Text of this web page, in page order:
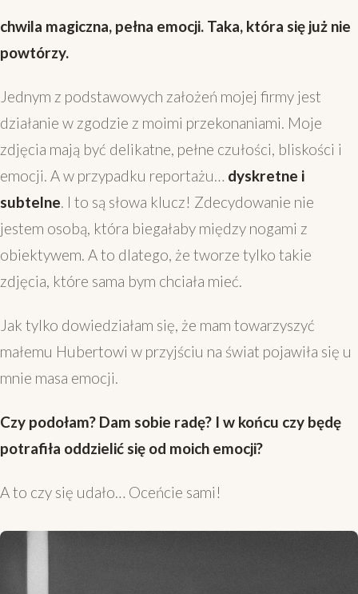
chwila magiczna, pełna emocji. Taka, która się już nie
powtórzy.
Jednym z podstawowych założeń mojej firmy jest
działanie w zgodzie z moimi przekonaniami. Moje
zdjęcia mają być delikatne, pełne czułości, bliskości i
emocji. A w przypadku reportażu… dyskretne i
subtelne. I to są słowa klucz! Zdecydowanie nie
jestem osobą, która biegałaby między nogami z
obiektywem. A to dlatego, że tworze tylko takie
zdjęcia, które sama bym chciała mieć.
Jak tylko dowiedziałam się, że mam towarzyszyć
małemu Hubertowi w przyjściu na świat pojawiła się u
mnie masa emocji.
Czy podołam? Dam sobie radę? I w końcu czy będę
potrafiła oddzielić się od moich emocji?
A to czy się udało… Oceńcie sami!